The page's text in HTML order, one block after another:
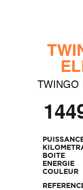
BOITE
ENERGIE
COULEUR